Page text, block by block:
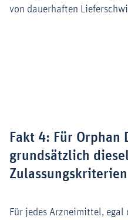
von dauerhaften
Fakt 4: Für Orphan
grundsätzlich
Zulassungskriterien
Für jedes Arzneimittel, egal